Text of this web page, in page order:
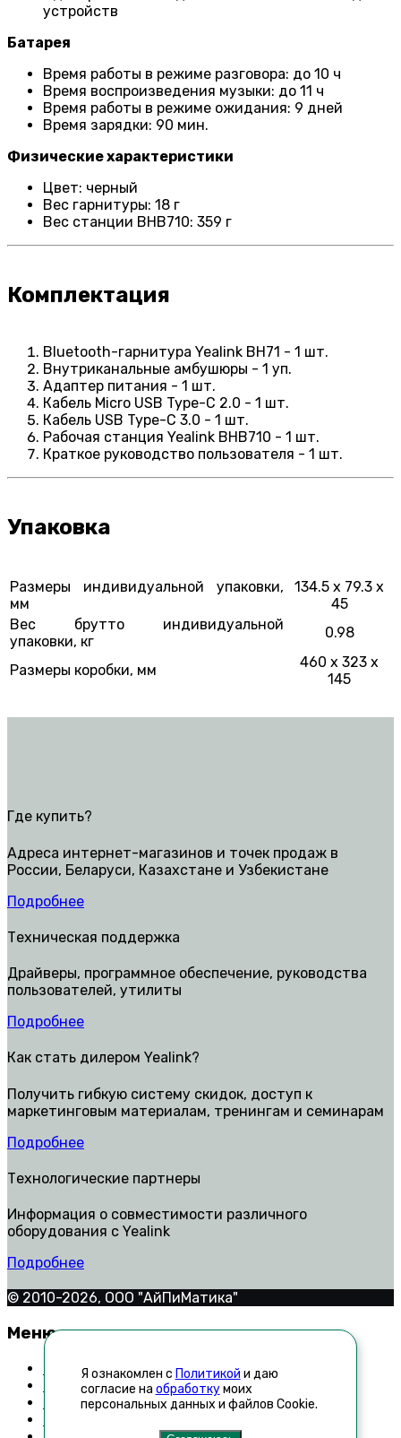
устройств
Батарея
Время работы в режиме разговора: до 10 ч
Время воспроизведения музыки: до 11 ч
Время работы в режиме ожидания: 9 дней
Время зарядки: 90 мин.
Физические характеристики
Цвет: черный
Вес гарнитуры: 18 г
Вес станции BHB710: 359 г
Комплектация
Bluetooth-гарнитура Yealink BH71 - 1 шт.
Внутриканальные амбушюры - 1 уп.
Адаптер питания - 1 шт.
Кабель Micro USB Type-C 2.0 - 1 шт.
Кабель USB Type-C 3.0 - 1 шт.
Рабочая станция Yealink BHB710 - 1 шт.
Краткое руководство пользователя - 1 шт.
Упаковка
Размеры индивидуальной упаковки,
мм
134.5 x 79.3 x
45
Вес брутто индивидуальной
упаковки, кг
0.98
Размеры коробки, мм
460 x 323 x
145
Где купить?
Адреса интернет-магазинов и точек продаж в
России, Беларуси, Казахстане и Узбекистане
Подробнее
Техническая поддержка
Драйверы, программное обеспечение, руководства
пользователей, утилиты
Подробнее
Как стать дилером Yealink?
Получить гибкую систему скидок, доступ к
маркетинговым материалам, тренингам и семинарам
Подробнее
Технологические партнеры
Информация о совместимости различного
оборудования с Yealink
Подробнее
© 2010-2026, ООО "АйПиМатика"
Меню
Контакты
Техническая поддержка
Как стать дилером
Я ознакомлен с Политикой и даю
согласие на обработкумоих
персональных данных и файлов Cookie.